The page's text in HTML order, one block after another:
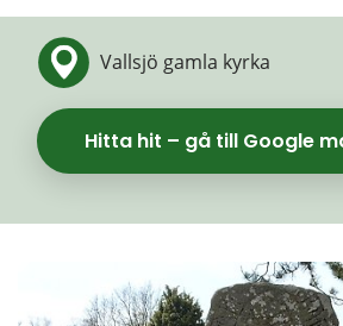
Vallsjö gamla kyrka
Hitta hit – gå till Google